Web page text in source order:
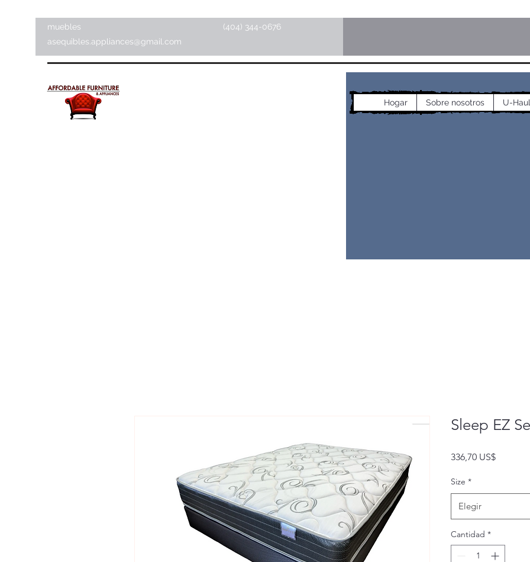
muebles
asequibles.appliances@gmail.com
(404) 344-0676
Hogar Sobre nosotros U-Haul
Sleep EZ
336,70 US$Precio
Size *
Elegir
Cantidad *